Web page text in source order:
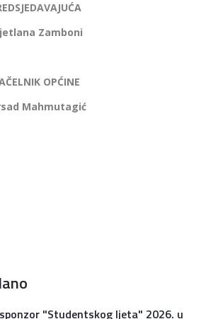
Zamboni
OPĆINE
Mahmutagić
"Studentskog ljeta" 2026. u